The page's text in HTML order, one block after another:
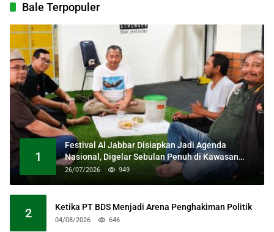
Bale Terpopuler
1
Festival Al Jabbar Disiapkan Jadi Agenda
Nasional, Digelar Sebulan Penuh di Kawasan
Masjid Raya Al Jabbar
26/07/2026 949
2 Ketika PT BDS Menjadi Arena Penghakiman Politik
04/08/2026 646